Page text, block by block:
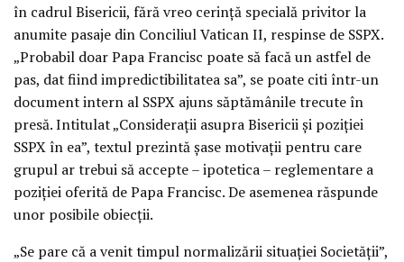
în cadrul Bisericii, fără vreo cerință specială privitor la
anumite pasaje din Conciliul Vatican II, respinse de SSPX.
„Probabil doar Papa Francisc poate să facă un astfel de
pas, dat fiind impredictibilitatea sa”, se poate citi într-un
document intern al SSPX ajuns săptămânile trecute în
presă. Intitulat „Considerații asupra Bisericii și poziției
SSPX în ea”, textul prezintă șase motivații pentru care
grupul ar trebui să accepte – ipotetica – reglementare a
poziției oferită de Papa Francisc. De asemenea răspunde
unor posibile obiecții.
„Se pare că a venit timpul normalizării situației Societății”,